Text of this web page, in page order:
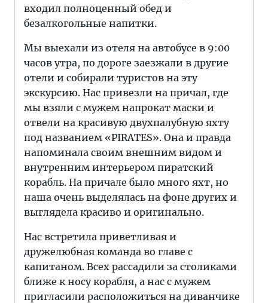
входил полноценный обед и
безалкогольные напитки.
Мы выехали из отеля на автобусе в 9:00
часов утра, по дороге заезжали в другие
отели и собирали туристов на эту
экскурсию. Нас привезли на причал, где
мы взяли с мужем напрокат маски и
отвели на красивую двухпалубную яхту
под названием «PIRATES». Она и правда
напоминала своим внешним видом и
внутренним интерьером пиратский
корабль. На причале было много яхт, но
наша очень выделялась на фоне других и
выглядела красиво и оригинально.
Нас встретила приветливая и
дружелюбная команда во главе с
капитаном. Всех рассадили за столиками
ближе к носу корабля, а нас с мужем
пригласили расположиться на диванчике